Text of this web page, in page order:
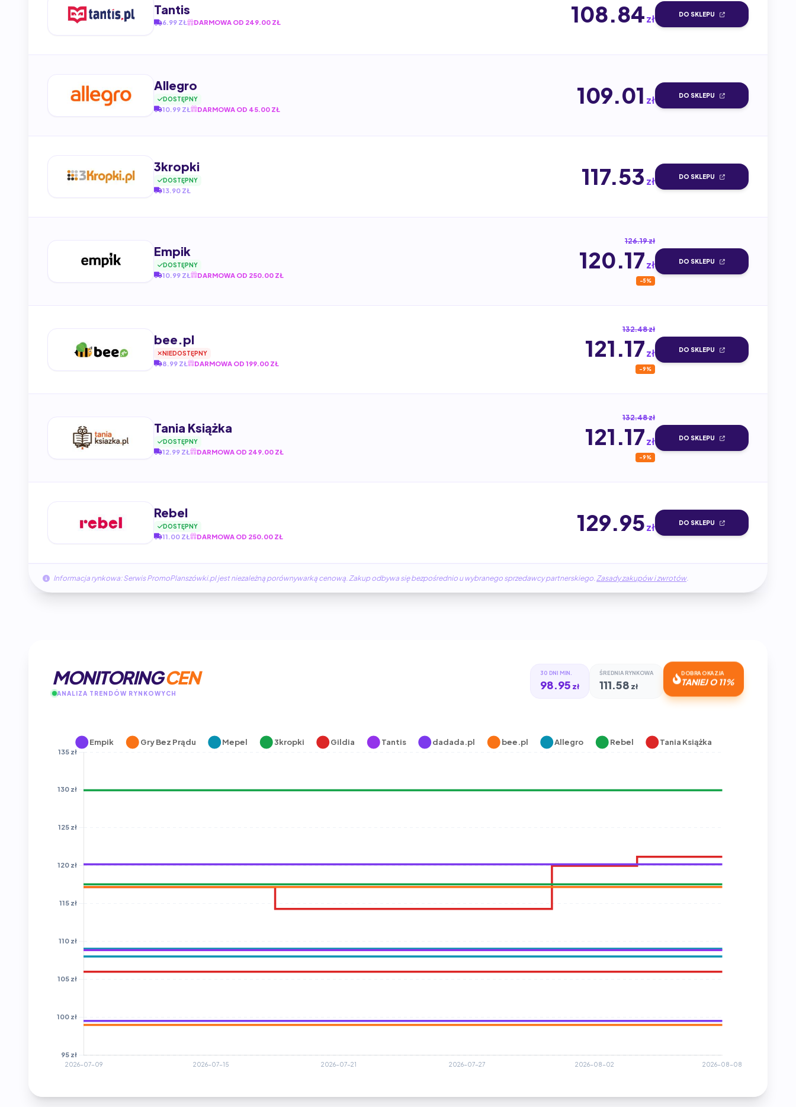
Tantis
6.99 ZŁ DARMOWA OD 249.00 ZŁ 108.84zł DO SKLEPU
Allegro
DOSTĘPNY
10.99 ZŁ DARMOWA OD 45.00 ZŁ
109.01 zł DO SKLEPU
3kropki
DOSTĘPNY
13.90 ZŁ
117.53 zł DO SKLEPU
Empik
DOSTĘPNY
10.99 ZŁ DARMOWA OD 250.00 ZŁ
126.19 zł
120.17zł
-5%
DO SKLEPU
bee.pl
NIEDOSTĘPNY
8.99 ZŁ DARMOWA OD 199.00 ZŁ
132.48 zł
121.17zł
-9%
DO SKLEPU
Tania Książka
DOSTĘPNY
12.99 ZŁ DARMOWA OD 249.00 ZŁ
132.48 zł
121.17zł
-9%
DO SKLEPU
Rebel
DOSTĘPNY
11.00 ZŁ DARMOWA OD 250.00 ZŁ
129.95zł DO SKLEPU
Informacja rynkowa: Serwis PromoPlanszówki.pl jest niezależną porównywarką cenową. Zakup odbywa się bezpośrednio u wybranego sprzedawcy partnerskiego.Zasady zakupów i zwrotów.
MONITORINGCEN
ANALIZA TRENDÓW RYNKOWYCH
30 DNI MIN.
98.95 zł
ŚREDNIA RYNKOWA
111.58 zł
DOBRA OKAZJA
TANIEJ O 11%